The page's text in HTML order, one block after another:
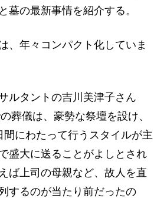
墓の最新事情を紹介する。
、年々コンパクト化していま
ルタントの吉川美津子さん
葬儀は、豪勢な祭壇を設け、
にわたって行うスタイルが主
盛大に送ることがよしとされ
ば上司の母親など、故人を直
するのが当たり前だったの